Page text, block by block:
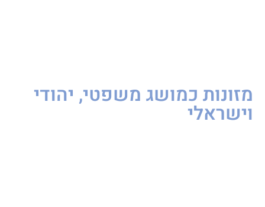
מזונות כמושג משפטי, יהודי
וישראלי